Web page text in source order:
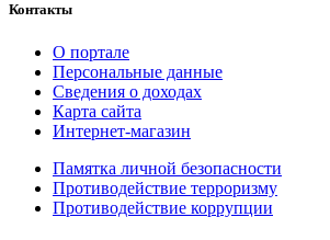
Контакты
О портале
Персональные данные
Сведения о доходах
Карта сайта
Интернет-магазин
Памятка личной безопасности
Противодействие терроризму
Противодействие коррупции